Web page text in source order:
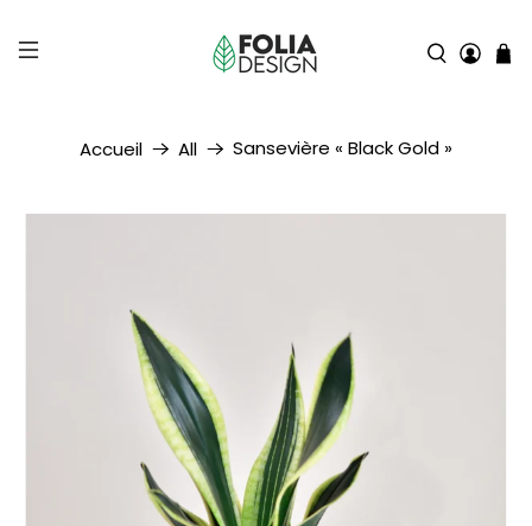
Accueil All Sansevière « Black Gold »